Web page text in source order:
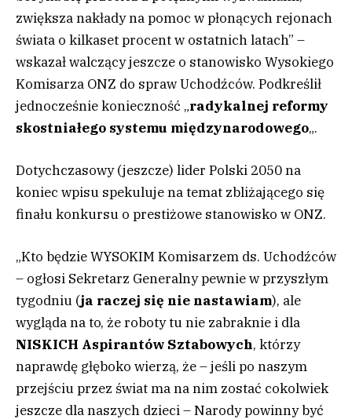
zwiększa nakłady na pomoc w płonących rejonach
świata o kilkaset procent w ostatnich latach” –
wskazał walczący jeszcze o stanowisko Wysokiego
Komisarza ONZ do spraw Uchodźców. Podkreślił
jednocześnie konieczność „radykalnej reformy
skostniałego systemu międzynarodowego„.
Dotychczasowy (jeszcze) lider Polski 2050 na
koniec wpisu spekuluje na temat zbliżającego się
finału konkursu o prestiżowe stanowisko w ONZ.
„Kto będzie WYSOKIM Komisarzem ds. Uchodźców
– ogłosi Sekretarz Generalny pewnie w przyszłym
tygodniu (ja raczej się nie nastawiam), ale
wygląda na to, że roboty tu nie zabraknie i dla
NISKICH Aspirantów Sztabowych, którzy
naprawdę głęboko wierzą, że – jeśli po naszym
przejściu przez świat ma na nim zostać cokolwiek
jeszcze dla naszych dzieci – Narody powinny być